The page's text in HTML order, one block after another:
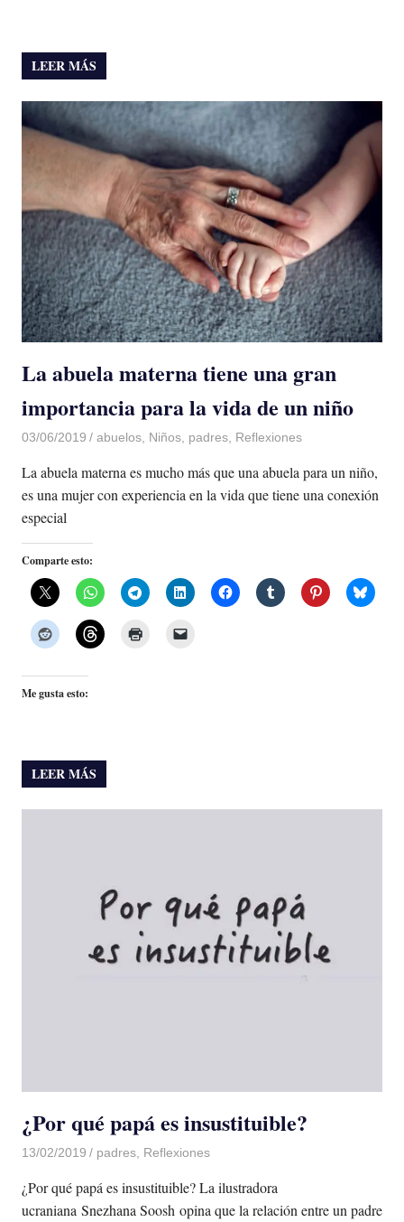
LEER MÁS
La abuela materna tiene una gran
importancia para la vida de un niño
03/06/2019 De todo un Poco
abuelos, Niños, padres, Reflexiones
La abuela materna es mucho más que una abuela para un niño,
es una mujer con experiencia en la vida que tiene una conexión
especial
Comparte esto:
Me gusta esto:
LEER MÁS
¿Por qué papá es insustituible?
13/02/2019 De todo un Poco
padres, Reflexiones
¿Por qué papá es insustituible? La ilustradora
ucraniana Snezhana Soosh opina que la relación entre un padre